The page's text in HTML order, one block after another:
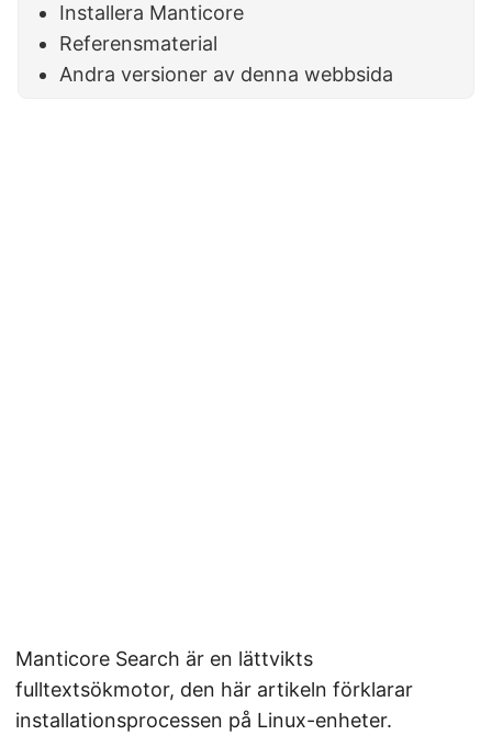
Installera Manticore
Referensmaterial
Andra versioner av denna webbsida
Manticore Search är en lättvikts
fulltextsökmotor, den här artikeln förklarar
installationsprocessen på Linux-enheter.